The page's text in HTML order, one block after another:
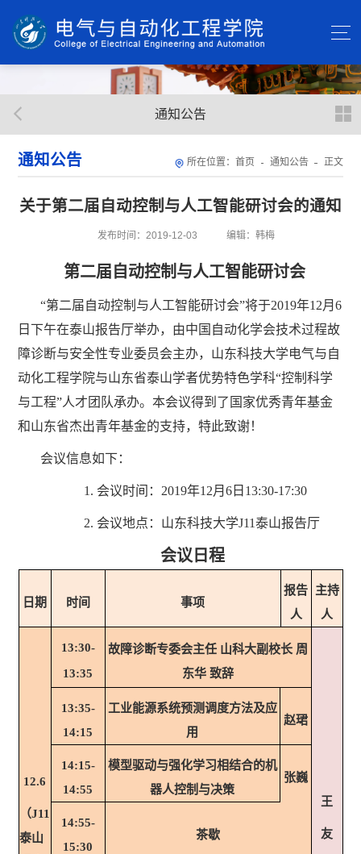
通知公告
通知公告 所在位置：首页 通知公告 正文
关于第二届自动控制与人工智能研讨会的通知
发布时间：2019-12-03 编辑：韩梅
第二届自动控制与人工智能研讨会
“第二届自动控制与人工智能研讨会”将于2019年12月6
日下午在泰山报告厅举办，由中国自动化学会技术过程故
障诊断与安全性专业委员会主办，山东科技大学电气与自
动化工程学院与山东省泰山学者优势特色学科“控制科学
与工程”人才团队承办。本会议得到了国家优秀青年基金
和山东省杰出青年基金的支持，特此致谢！
会议信息如下：
1. 会议时间： 2019年12月6 日 13:30-17:30
2. 会议地点：山东科技大学J11泰山报告厅
会议日程
日期 时间 事项
报告
人
主持
人
12.6
（J11
泰山
13:30-
13:35
故障诊断专委会主任 山科大副校长 周
东华 致辞
王
友
13:35-
14:15
工业能源系统预测调度方法及应
用
赵珺
14:15-
14:55
模型驱动与强化学习相结合的机
器人控制与决策
张巍
14:55-
15:30
茶歇